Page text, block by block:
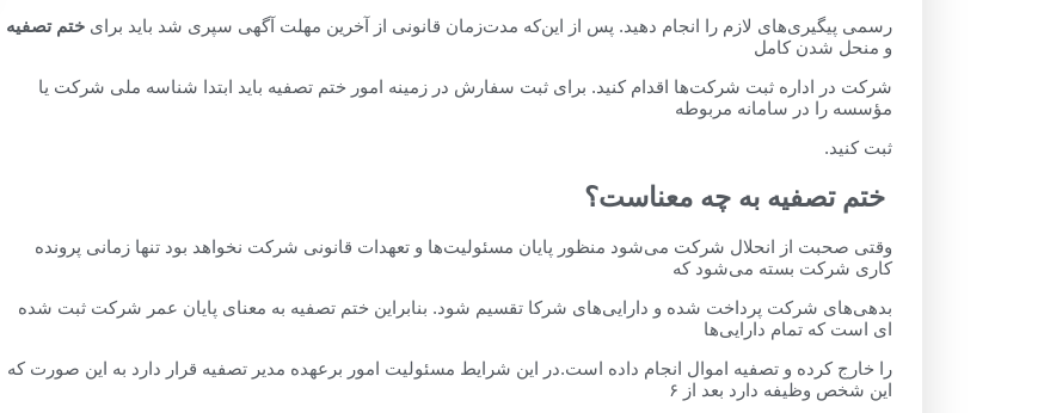
رسمی پیگیری‌های لازم را انجام دهید. پس ‌از این‌که مدت‌زمان قانونی از آخرین مهلت آگهی سپری شد باید برای ختم تصفیه
و منحل شدن کامل
شرکت در اداره ثبت شرکت‌ها اقدام کنید. برای ثبت سفارش در زمینه امور ختم تصفیه باید ابتدا شناسه ملی شرکت یا
مؤسسه را در سامانه مربوطه
ثبت کنید.
ختم تصفیه به چه معناست؟
وقتی صحبت از انحلال شرکت می‌شود منظور پایان مسئولیت‌ها و تعهدات قانونی شرکت نخواهد بود تنها زمانی پرونده
کاری شرکت بسته می‌شود که
بدهی‌های شرکت پرداخت ‌شده و دارایی‌های شرکا تقسیم شود. بنابراین ختم تصفیه به معنای پایان عمر شرکت ثبت ‌شده
ای است که تمام دارایی‌ها
را خارج کرده و تصفیه اموال انجام داده ‌است.در این شرایط مسئولیت امور برعهده مدیر تصفیه قرار دارد به این صورت که
این شخص وظیفه دارد بعد از ۶